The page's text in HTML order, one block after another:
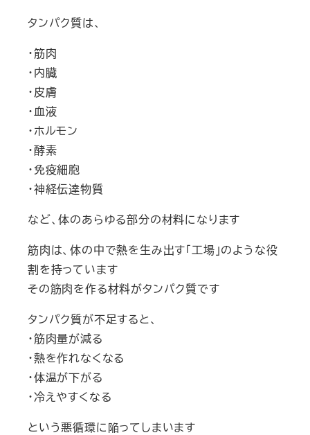
タンパク質は、
・筋肉
・内臓
・皮膚
・血液
・ホルモン
・酵素
・免疫細胞
・神経伝達物質
など、体のあらゆる部分の材料になります
筋肉は、体の中で熱を生み出す「工場」のような役
割を持っています
その筋肉を作る材料がタンパク質です
タンパク質が不足すると、
・筋肉量が減る
・熱を作れなくなる
・体温が下がる
・冷えやすくなる
という悪循環に陥ってしまいます